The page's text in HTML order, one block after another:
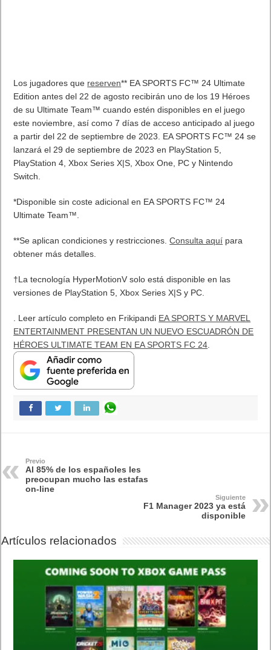
Lo más visto
Letra de canciones populares infantiles cortas
Cómo saber si te han bloqueado en WhatsApp
¿Cómo escribir la comillas latinas / españolas
o angulares(« ») en un ordenador?
10 sitios para recibir SMS de validación sin
¿Cómo ver una versión antigua de página
web?
Windows 8 y XP?
¿Cómo descargar Windows 10 abril 2018
(32 bits / 64 bits)
Categorías
AndroidAppleDestacadaHardwareInternetJuegos
Lo más visto y recomendadoMóvilesPatrocinado
Seguridad
Sin categoríaSmartwatch
Tecnología
Cómo saber si te han bloqueado en WhatsApp
¿Cómo escribir la comillas latinas / españolas
o angulares(« ») en un ordenador?
10 sitios para recibir SMS de validación sin
¿Cómo ver una versión antigua de página
web?
Windows 8 y XP?
¿Cómo descargar Windows 10 abril 2018
oficialmente y gratis? Actualizar archivos ISO
(32 bits / 64 bits)